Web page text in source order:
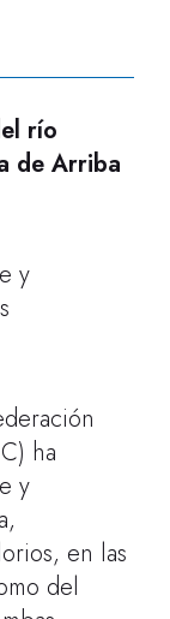
río
de Arriba
y
ha
y
en las
del